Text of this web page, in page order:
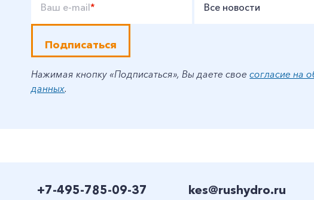
Ваш e-mail* Все новости
Подписаться
Нажимая кнопку «Подписаться», Вы даете своесогласие на
данных.
+7-495-785-09-37 kes@rushydro.ru